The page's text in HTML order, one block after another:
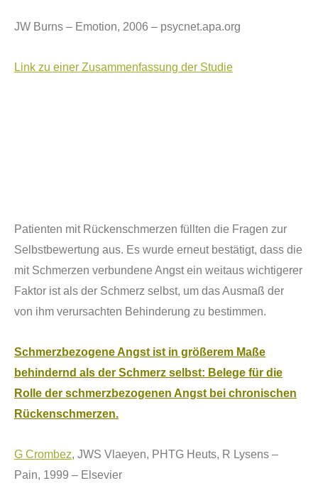
JW Burns – Emotion, 2006 – psycnet.apa.org
Link zu einer Zusammenfassung der Studie
Patienten mit Rückenschmerzen fü llten die Fragen zur
Selbstbewertung aus. Es wurde erneut bestätigt, dass die
mit Schmerzen verbundene Angst ein weitaus wichtigerer
Faktor ist als der Schmerz selbst, um das Ausmaß der
von ihm verursachten Behinderung zu bestimmen.
Schmerzbezogene Angst ist in größerem Maße
behindernd als der Schmerz selbst: Belege für die
Rolle der schmerzbezogenen Angst bei chronischen
Rückenschmerzen.
G Crombez, JWS Vlaeyen, PHTG Heuts, R Lysens –
Pain, 1999 – Elsevier